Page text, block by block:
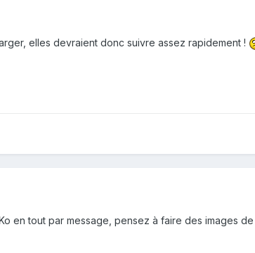
elles devraient donc suivre assez rapidement !
en tout par message, pensez à faire des images